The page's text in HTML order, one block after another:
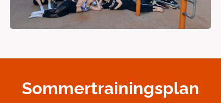
Sommertrainingsplan